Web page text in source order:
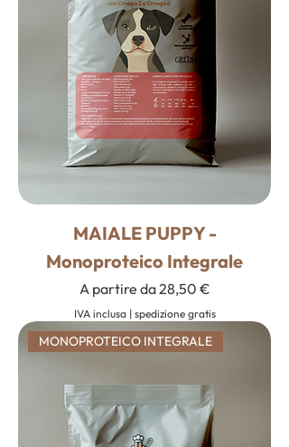
MAIALE PUPPY -
Monoproteico Integrale
A partire da28,50 €
Prezzo scontato
IVA inclusa| spedizione gratis
MONOPROTEICO INTEGRALE